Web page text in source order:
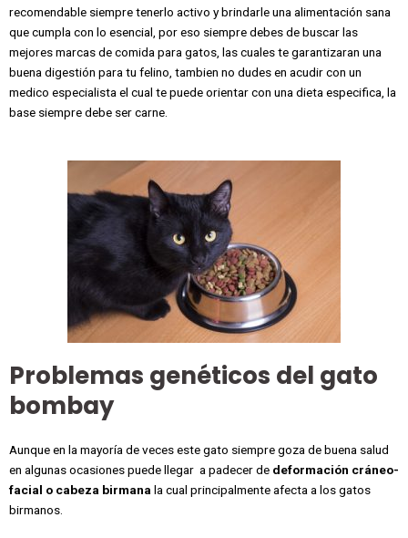
recomendable siempre tenerlo activo y brindarle una alimentación sana
que cumpla con lo esencial, por eso siempre debes de buscar las
mejores marcas de comida para gatos, las cuales te garantizaran una
buena digestión para tu felino, tambien no dudes en acudir con un
medico especialista el cual te puede orientar con una dieta especifica, la
base siempre debe ser carne.
Problemas genéticos del gato
bombay
Aunque en la mayoría de veces este gato siempre goza de buena salud
en algunas ocasiones puede llegar a padecer de deformación cráneo-
facial o cabeza birmana la cual principalmente afecta a los gatos
birmanos.